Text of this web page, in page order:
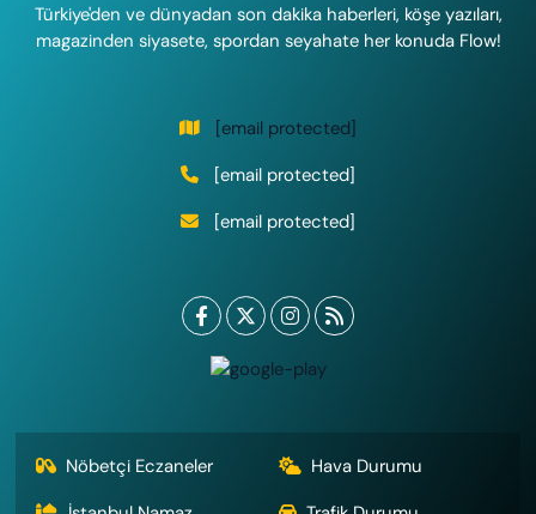
Türkiye'den ve dünyadan son dakika haberleri, köşe yazıları,
magazinden siyasete, spordan seyahate her konuda Flow!
[email protected]
[email protected]
[email protected]
Nöbetçi Eczaneler
Hava Durumu